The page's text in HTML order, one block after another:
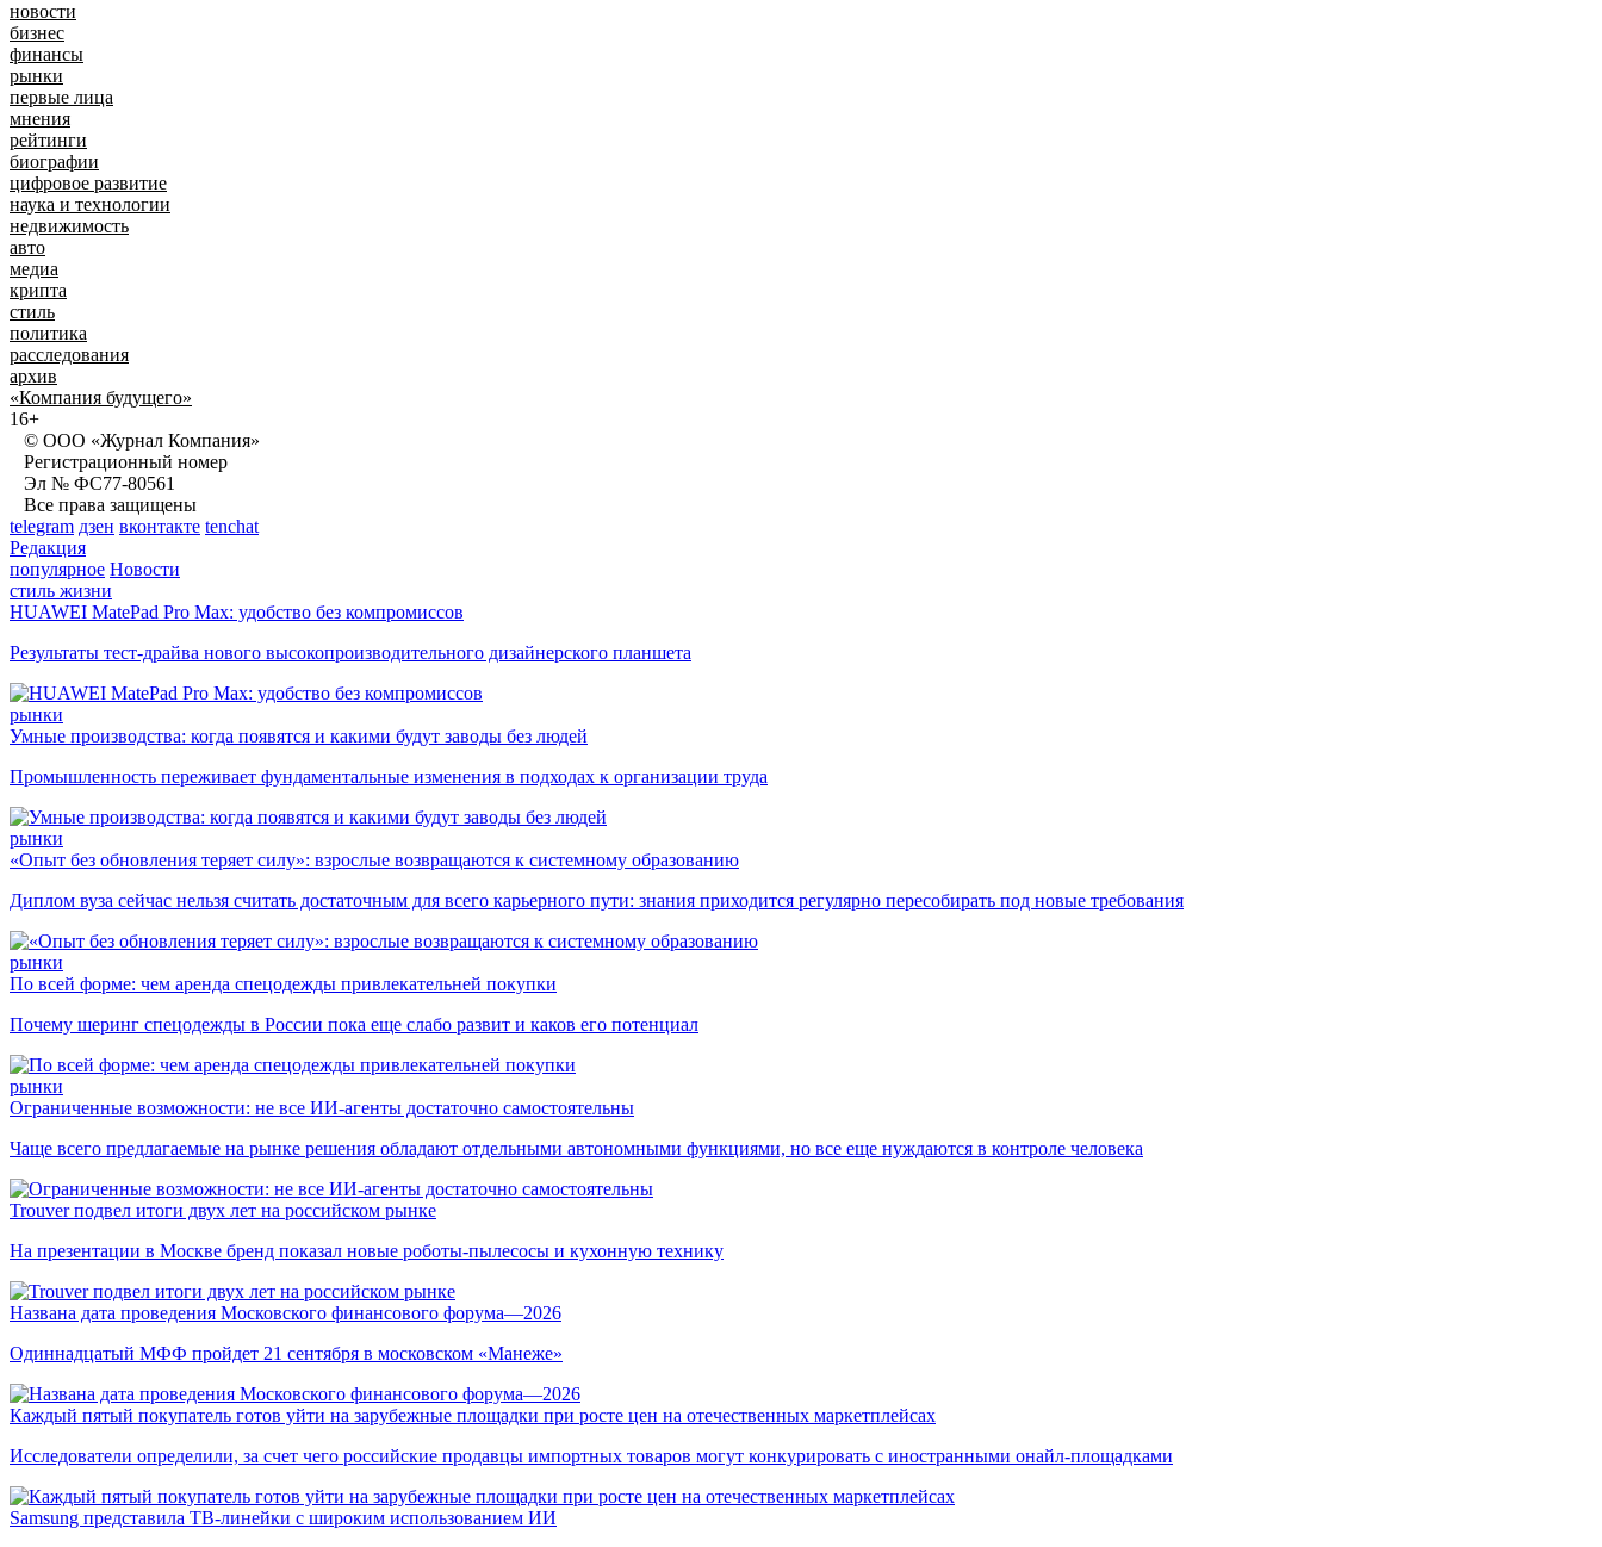
новости
бизнес
финансы
рынки
первые лица
мнения
рейтинги
биографии
цифровое развитие
наука и технологии
недвижимость
авто
медиа
крипта
стиль
политика
расследования
архив
«Компания будущего»
16+
© ООО «Журнал Компания»
Регистрационный номер
Эл № ФС77-80561
Все права защищены
telegram дзен вконтакте tenchat
Редакция
популярное Новости
стиль жизни
HUAWEI MatePad Pro Max: удобство без компромиссов
Результаты тест-драйва нового высокопроизводительного дизайнерского планшета
рынки
Умные производства: когда появятся и какими будут заводы без людей
Промышленность переживает фундаментальные изменения в подходах к организации труда
рынки
«Опыт без обновления теряет силу»: взрослые возвращаются к системному образованию
Диплом вуза сейчас нельзя считать достаточным для всего карьерного пути: знания приходится регулярно пересобирать под новые требования
рынки
По всей форме: чем аренда спецодежды привлекательней покупки
Почему шеринг спецодежды в России пока еще слабо развит и каков его потенциал
рынки
Ограниченные возможности: не все ИИ-агенты достаточно самостоятельны
Чаще всего предлагаемые на рынке решения обладают отдельными автономными функциями, но все еще нуждаются в контроле человека
Trouver подвел итоги двух лет на российском рынке
На презентации в Москве бренд показал новые роботы-пылесосы и кухонную технику
Названа дата проведения Московского финансового форума—2026
Одиннадцатый МФФ пройдет 21 сентября в московском «Манеже»
Каждый пятый покупатель готов уйти на зарубежные площадки при росте цен на отечественных маркетплейсах
Исследователи определили, за счет чего российские продавцы импортных товаров могут конкурировать с иностранными онайл-площадками
Samsung представила ТВ-линейки с широким использованием ИИ